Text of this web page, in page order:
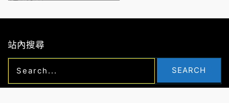
站內搜尋